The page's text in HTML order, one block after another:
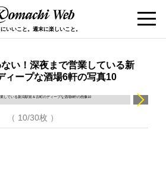
いいこと。週末に楽しいこと。
い！深夜まで営業している新
ィープな酒場6軒の写真10
（ 10/30枚 ）